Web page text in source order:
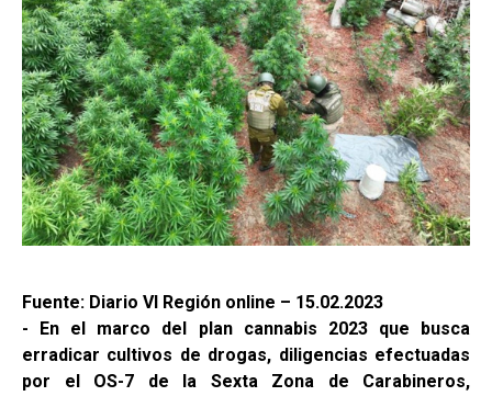
Fuente: Diario VI Región online – 15.02.2023
- En el marco del plan cannabis 2023 que busca
erradicar cultivos de drogas, diligencias efectuadas
por el OS-7 de la Sexta Zona de Carabineros,